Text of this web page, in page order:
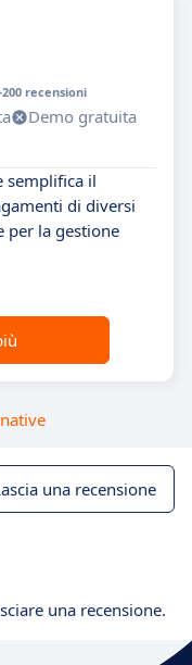
recensioni
Demo gratuita
semplifica il
di diversi
per la gestione
una recensione
una recensione.